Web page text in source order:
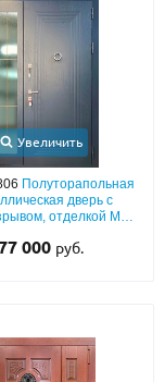
Увеличить
Полуторапольная
дверь с
отделкой МДФ
«кольцо»
000 руб.